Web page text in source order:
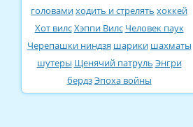
головамиходить и стрелять хоккей
Хот вилсХэппи Вилс Человек паук
Черепашки ниндзя шарики шахматы
шутеры Щенячий патруль Энгри
бердзЭпоха войны